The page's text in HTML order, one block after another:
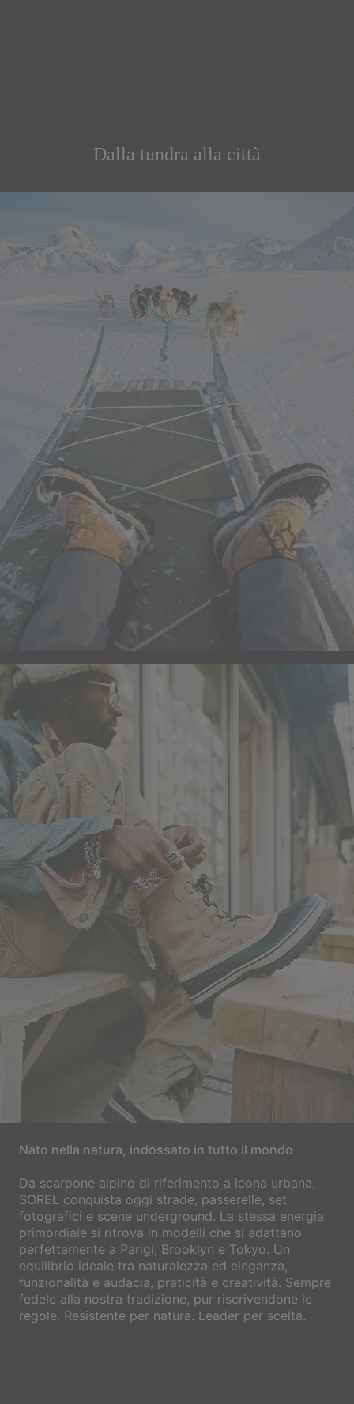
Dalla tundra alla città
Nato nella natura, indossato in tutto il mondo
Da scarpone alpino di riferimento a icona urbana,
SOREL conquista oggi strade, passerelle, set
fotografici e scene underground. La stessa energia
primordiale si ritrova in modelli che si adattano
perfettamente a Parigi, Brooklyn e Tokyo. Un
equilibrio ideale tra naturalezza ed eleganza,
funzionalità e audacia, praticità e creatività. Sempre
fedele alla nostra tradizione, pur riscrivendone le
regole. Resistente per natura. Leader per scelta.